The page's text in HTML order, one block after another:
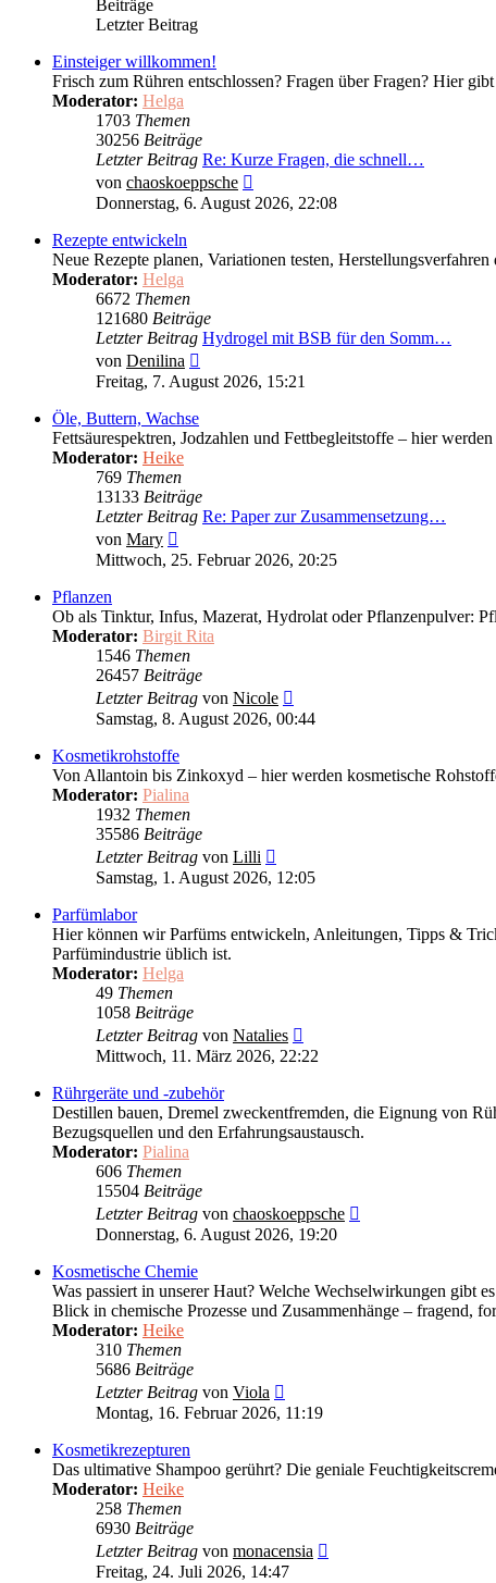
Beiträge
Letzter Beitrag
Einsteiger willkommen!
Frisch zum Rühren entschlossen? Fragen über Fragen? Hier
Moderator: Helga
1703 Themen
30256 Beiträge
Letzter Beitrag Re: Kurze Fragen, die schnell…
von chaoskoeppsche
Beitrag
Donnerstag, 6. August 2026, 22:08
Rezepte entwickeln
Neue Rezepte planen, Variationen testen,
Moderator: Helga
6672 Themen
121680 Beiträge
Letzter Beitrag Hydrogel mit BSB für den Somm…
von Denilina
Beitrag
Freitag, 7. August 2026, 15:21
Öle, Buttern, Wachse
Fettsäurespektren, Jodzahlen und Fettbegleitstoffe – hier
Moderator: Heike
769 Themen
13133 Beiträge
Letzter Beitrag Re: Paper zur Zusammensetzung…
von Mary
Beitrag
Mittwoch, 25. Februar 2026, 20:25
Pflanzen
Ob als Tinktur, Infus, Mazerat, Hydrolat oder Pflanzenpulver:
Moderator: Birgit Rita
1546 Themen
26457 Beiträge
Letzter Beitrag von Nicole
Beitrag
Samstag, 8. August 2026, 00:44
Kosmetikrohstoffe
Von Allantoin bis Zinkoxyd – hier werden kosmetische
Moderator: Pialina
1932 Themen
35586 Beiträge
Letzter Beitrag von Lilli
Beitrag
Samstag, 1. August 2026, 12:05
Parfümlabor
Hier können wir Parfüms entwickeln, Anleitungen, Tipps &
Parfümindustrie üblich ist.
Moderator: Helga
49 Themen
1058 Beiträge
Letzter Beitrag von Natalies
Beitrag
Mittwoch, 11. März 2026, 22:22
Rührgeräte und -zubehör
Destillen bauen, Dremel zweckentfremden, die Eignung von
Bezugsquellen und den Erfahrungsaustausch.
Moderator: Pialina
606 Themen
15504 Beiträge
Letzter Beitrag von chaoskoeppsche
Donnerstag, 6. August 2026, 19:20
Kosmetische Chemie
Was passiert in unserer Haut? Welche Wechselwirkungen gibt
Blick in chemische Prozesse und Zusammenhänge – fragend,
Moderator: Heike
310 Themen
5686 Beiträge
Letzter Beitrag von Viola
Beitrag
Montag, 16. Februar 2026, 11:19
Kosmetikrezepturen
Das ultimative Shampoo gerührt? Die geniale
Moderator: Heike
258 Themen
6930 Beiträge
Letzter Beitrag von monacensia
Freitag, 24. Juli 2026, 14:47